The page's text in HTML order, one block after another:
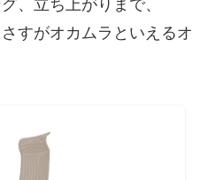
すがオカムラといえるオ